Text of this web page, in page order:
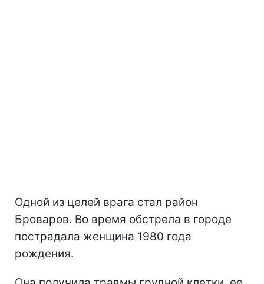
Одной из целей врага стал район
Броваров. Во время обстрела в городе
пострадала женщина 1980 года
рождения.